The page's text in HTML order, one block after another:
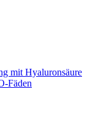
mit Hyaluronsäure
Fäden